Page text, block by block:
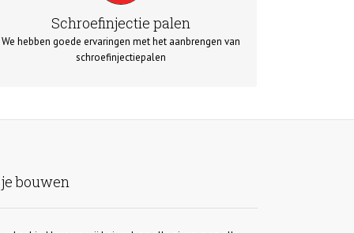
Schroefinjectie palen
We hebben goede ervaringen met het aanbrengen van
schroefinjectiepalen
of bij de aanleg van bijvoorbeeld kademuren.
bouwen